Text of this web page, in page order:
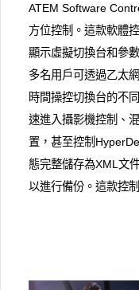
ATEM Software
方位控制。這款軟體
顯示虛擬切換台和參
多名用戶可透過乙太
時間操控切換台的不
速進入攝影機控制、
置，甚至控制
態完整儲存為XML文
以進行備份。這款控